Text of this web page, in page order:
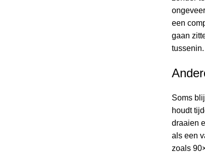
een
gaan
tussenin.
Soms
houdt
draaien
als een
zoals